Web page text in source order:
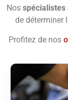
Nos spécialistes
de déterminer
Profitez de nos